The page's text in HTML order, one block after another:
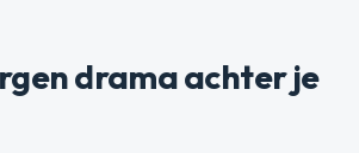
drama achter je